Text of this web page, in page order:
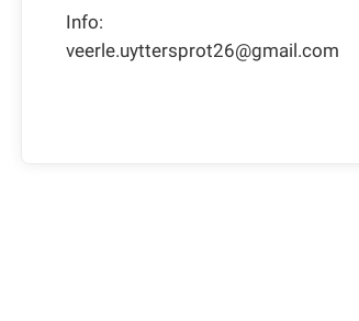
Info:
veerle.uyttersprot26@gmail.com